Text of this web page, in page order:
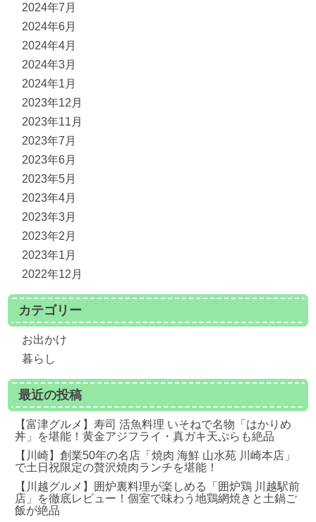
2024年7月
2024年6月
2024年4月
2024年3月
2024年1月
2023年12月
2023年11月
2023年7月
2023年6月
2023年5月
2023年4月
2023年3月
2023年2月
2023年1月
2022年12月
カテゴリー
お出かけ
暮らし
最近の投稿
【富津グルメ】寿司 活魚料理 いそねで名物「はかりめ
丼」を堪能！黄金アジフライ・真ガキ天ぷらも絶品
【川崎】創業50年の名店「焼肉 海鮮 山水苑 川崎本店」
で土日祝限定の贅沢焼肉ランチを堪能！
【川越グルメ】囲炉裏料理が楽しめる「囲炉鶏 川越駅前
店」を徹底レビュー！個室で味わう地鶏網焼きと土鍋ご
飯が絶品